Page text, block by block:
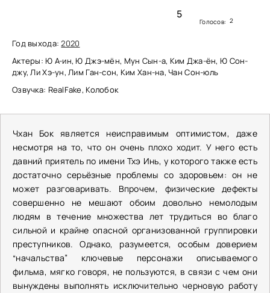
5
Голосов: 2
Год выхода:2020
Актеры: Ю А-ин, Ю Джэ-мён, Мун Сын-а, Ким Джа-ён, Ю Сон-
джу, Ли Хэ-ун, Лим Ган-сон, Ким Хан-на, Чан Сон-юль
Озвучка: RealFake, Колобок
Чхан Бок является неисправимым оптимистом, даже
несмотря на то, что он очень плохо ходит. У него есть
давний приятель по имени Тхэ Инь, у которого также есть
достаточно серьёзные проблемы со здоровьем: он не
может разговаривать. Впрочем, физические дефекты
совершенно не мешают обоим довольно немолодым
людям в течение множества лет трудиться во благо
сильной и крайне опасной организованной группировки
преступников. Однако, разумеется, особым доверием
“начальства” ключевые персонажи описываемого
фильма, мягко говоря, не пользуются, в связи с чем они
вынуждены выполнять исключительно черновую работу